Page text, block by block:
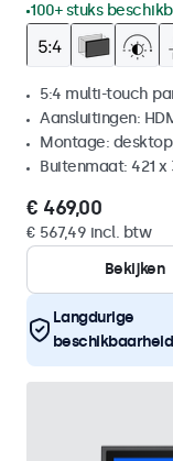
100+ stuks
5:4 multi-touch
Aansluitingen:
Montage:
Buitenmaat: 421
€ 469,00
€ 567,49 incl. btw
Bekijken
Langdurige
beschikbaarheid